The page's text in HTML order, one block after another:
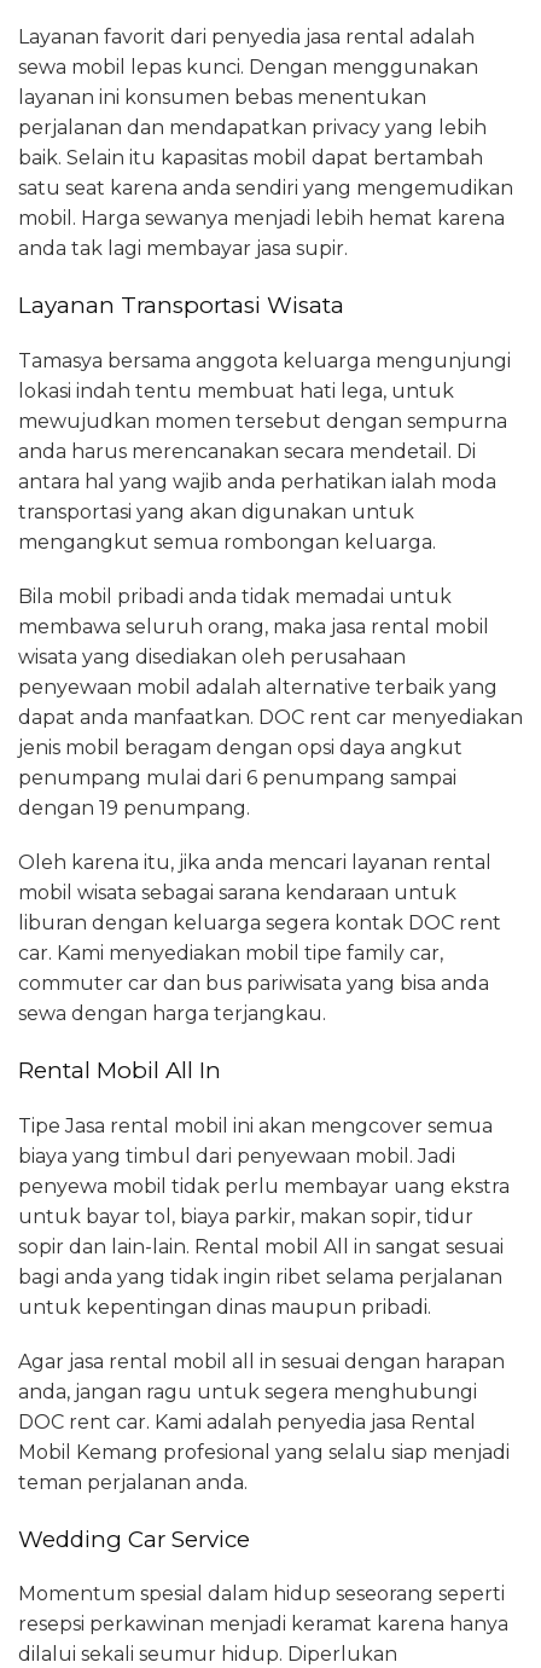
Layanan favorit dari penyedia jasa rental adalah
sewa mobil lepas kunci. Dengan menggunakan
layanan ini konsumen bebas menentukan
perjalanan dan mendapatkan privacy yang lebih
baik. Selain itu kapasitas mobil dapat bertambah
satu seat karena anda sendiri yang mengemudikan
mobil. Harga sewanya menjadi lebih hemat karena
anda tak lagi membayar jasa supir.
Layanan Transportasi Wisata
Tamasya bersama anggota keluarga mengunjungi
lokasi indah tentu membuat hati lega, untuk
mewujudkan momen tersebut dengan sempurna
anda harus merencanakan secara mendetail. Di
antara hal yang wajib anda perhatikan ialah moda
transportasi yang akan digunakan untuk
mengangkut semua rombongan keluarga.
Bila mobil pribadi anda tidak memadai untuk
membawa seluruh orang, maka jasa rental mobil
wisata yang disediakan oleh perusahaan
penyewaan mobil adalah alternative terbaik yang
dapat anda manfaatkan. DOC rent car menyediakan
jenis mobil beragam dengan opsi daya angkut
penumpang mulai dari 6 penumpang sampai
dengan 19 penumpang.
Oleh karena itu, jika anda mencari layanan rental
mobil wisata sebagai sarana kendaraan untuk
liburan dengan keluarga segera kontak DOC rent
car. Kami menyediakan mobil tipe family car,
commuter car dan bus pariwisata yang bisa anda
sewa dengan harga terjangkau.
Rental Mobil All In
Tipe Jasa rental mobil ini akan mengcover semua
biaya yang timbul dari penyewaan mobil. Jadi
penyewa mobil tidak perlu membayar uang ekstra
untuk bayar tol, biaya parkir, makan sopir, tidur
sopir dan lain-lain. Rental mobil All in sangat sesuai
bagi anda yang tidak ingin ribet selama perjalanan
untuk kepentingan dinas maupun pribadi.
Agar jasa rental mobil all in sesuai dengan harapan
anda, jangan ragu untuk segera menghubungi
DOC rent car. Kami adalah penyedia jasa Rental
Mobil Kemang profesional yang selalu siap menjadi
teman perjalanan anda.
Wedding Car Service
Momentum spesial dalam hidup seseorang seperti
resepsi perkawinan menjadi keramat karena hanya
dilalui sekali seumur hidup. Diperlukan